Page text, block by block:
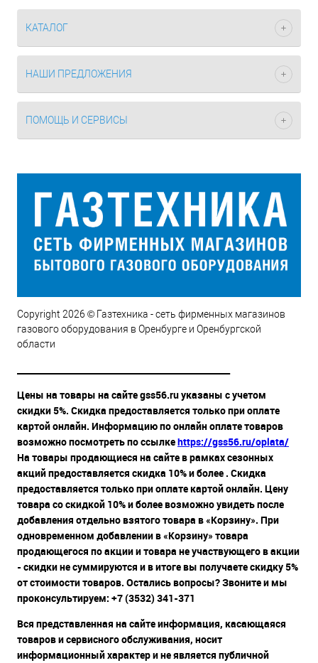
КАТАЛОГ
НАШИ ПРЕДЛОЖЕНИЯ
ПОМОЩЬ И СЕРВИСЫ
Copyright 2026 © Газтехника - сеть фирменных магазинов
газового оборудования в Оренбурге и Оренбургской
области
Цены на товары на сайте gss56.ru указаны с учетом
скидки 5%. Скидка предоставляется только при оплате
картой онлайн. Информацию по онлайн оплате товаров
возможно посмотреть по ссылкеhttps://gss56.ru/oplata/
На товары продающиеся на сайте в рамках сезонных
акций предоставляется скидка 10% и более . Скидка
предоставляется только при оплате картой онлайн. Цену
товара со скидкой 10% и более возможно увидеть после
добавления отдельно взятого товара в «Корзину». При
одновременном добавлении в «Корзину» товара
продающегося по акции и товара не участвующего в акции
- скидки не суммируются и в итоге вы получаете скидку 5%
от стоимости товаров. Остались вопросы? Звоните и мы
проконсультируем: +7 (3532) 341-371
Вся представленная на сайте информация, касающаяся
товаров и сервисного обслуживания, носит
информационный характер и не является публичной